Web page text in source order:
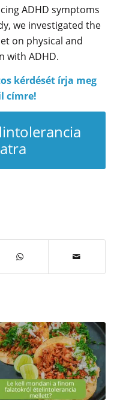
ADHD symptoms
we investigated the
on physical and
with ADHD.
kérdését írja meg
címre!